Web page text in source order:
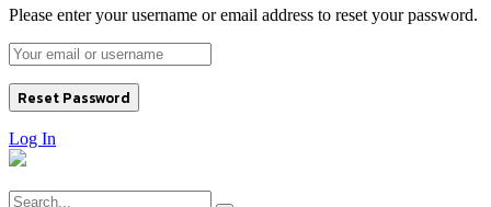
Please enter your username or email address to reset your password.
Log In